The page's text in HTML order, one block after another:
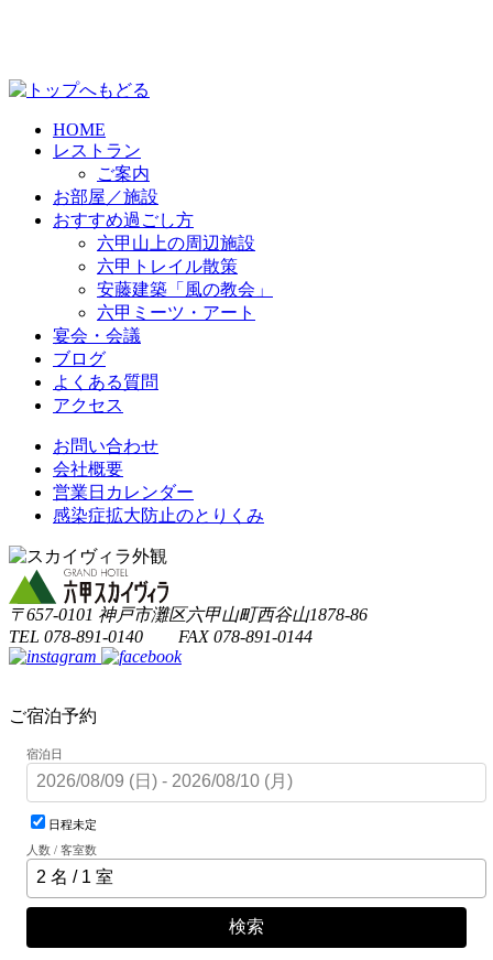
HOME
レストラン
ご案内
お部屋／施設
おすすめ過ごし方
六甲山上の周辺施設
六甲トレイル散策
安藤建築「風の教会」
六甲ミーツ・アート
宴会・会議
ブログ
よくある質問
アクセス
お問い合わせ
会社概要
営業日カレンダー
感染症拡大防止のとりくみ
〒657-0101 神戸市灘区六甲山町西谷山1878-86
TEL 078-891-0140 FAX 078-891-0144
ご宿泊予約
宿泊日
日程未定
人数 / 客室数
検索